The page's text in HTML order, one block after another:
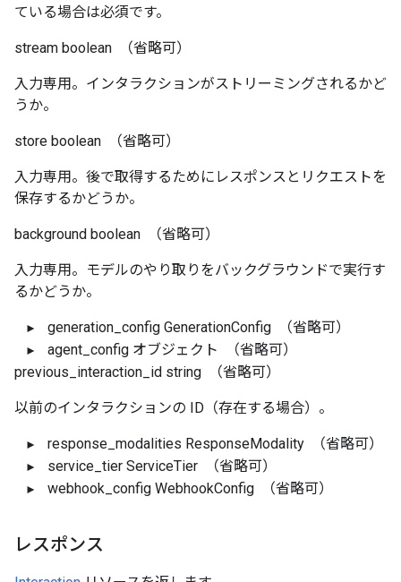
ている場合は必須です。
stream boolean （省略可）
入力専用。インタラクションがストリーミングされるかど
うか。
store boolean （省略可）
入力専用。後で取得するためにレスポンスとリクエストを
保存するかどうか。
background boolean （省略可）
入力専用。モデルのやり取りをバックグラウンドで実行す
るかどうか。
generation_config GenerationConfig
（省略可）
agent_config オブジェクト
（省略可）
previous_interaction_id string （省略可）
以前のインタラクションの ID（存在する場合）。
response_modalities ResponseModality
（省略可）
service_tier ServiceTier
（省略可）
webhook_config WebhookConfig （省略可）
レスポンス